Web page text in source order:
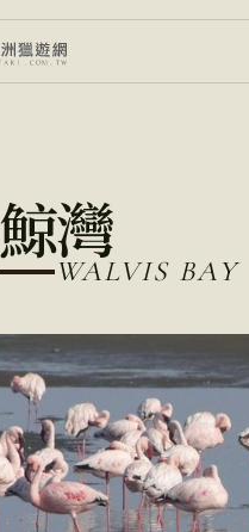
鯨灣
WALVIS BAY